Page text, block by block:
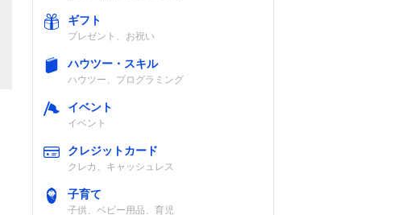
ギフト
プレゼント、お祝い
ハウツー・スキル
ハウツー、プログラミング
イベント
イベント
クレジットカード
クレカ、キャッシュレス
子育て
子供、ベビー用品、育児